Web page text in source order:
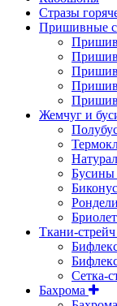
Стразы
Пришивные
Жемчуг и
Бусины
Ткани-стрейч
Сетка-
Бахрома